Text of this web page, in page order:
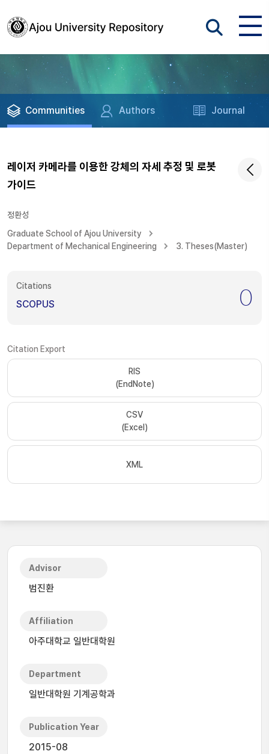
Communities Authors Journal
레이저 카메라를 이용한 강체의 자세 추정 및 로봇
가이드
정환성
Graduate School of Ajou University
Department of Mechanical Engineering
3. Theses(Master)
Citations
SCOPUS 0
Citation Export
RIS
(EndNote)
CSV
(Excel)
XML
Advisor
범진환
Affiliation
아주대학교 일반대학원
Department
일반대학원 기계공학과
Publication Year
2015-08